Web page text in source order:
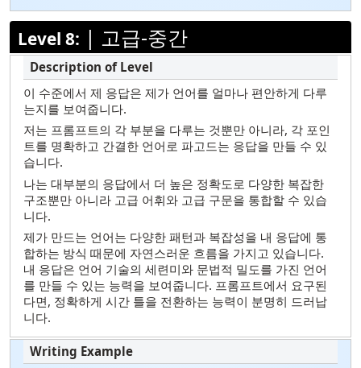
Level 8: | 고급-중간
이 수준에서 제 응답은 제가 언어를 얼마나 편안하게 다루
는지를 보여줍니다.
저는 프롬프트의 각 부분을 다루는 것뿐만 아니라, 각 포인
트를 명확하고 간결한 언어로 파고드는 응답을 만들 수 있
습니다.
나는 대부분의 응답에서 더 높은 정확도로 다양한 복잡한
구조뿐만 아니라 고급 어휘와 고급 구문을 통합할 수 있습
니다.
제가 만드는 언어는 다양한 패턴과 복잡성을 내 응답에 통
합하는 방식 때문에 자연스러운 흐름을 가지고 있습니다.
내 응답은 언어 기술의 세련미와 문법적 밀도를 가진 언어
를 만들 수 있는 능력을 보여줍니다. 프롬프트에서 요구된
다면, 정확하게 시간 틀을 전환하는 능력이 분명히 드러납
니다.